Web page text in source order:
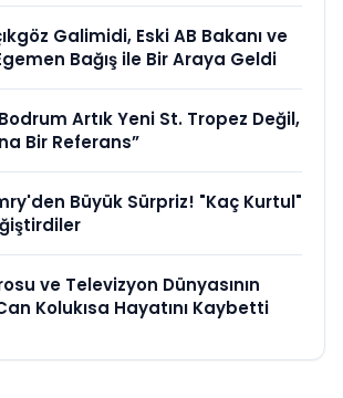
Galimidi, Eski AB Bakanı ve
Bağış ile Bir Araya Geldi
Artık Yeni St. Tropez Değil,
Bir Referans”
Büyük Sürpriz! "Kaç Kurtul"
ve Televizyon Dünyasının
Kolukısa Hayatını Kaybetti